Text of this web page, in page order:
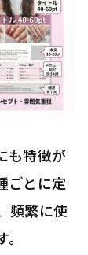
も特徴が
ごとに定
頻繁に使